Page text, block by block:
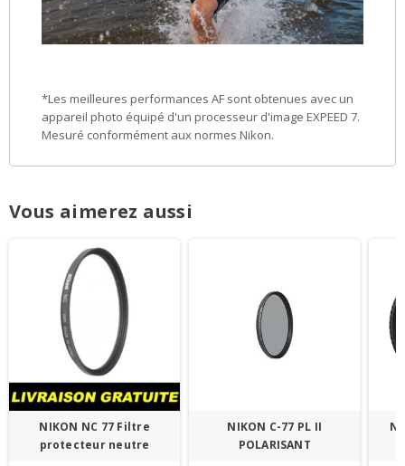
*Les meilleures performances AF sont obtenues avec un
appareil photo équipé d'un processeur d'image EXPEED 7.
Mesuré conformément aux normes Nikon.
Vous aimerez aussi
NIKON NC 77 Filtre
protecteur neutre
NIKON C-77 PL II
POLARISANT